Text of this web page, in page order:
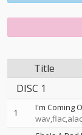
Title
DISC 1
1 I'm Coming